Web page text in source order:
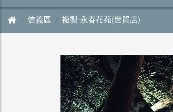
信義區 複製-永春花苑(世貿店)